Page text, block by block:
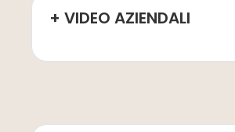
+ VIDEO AZIENDALI